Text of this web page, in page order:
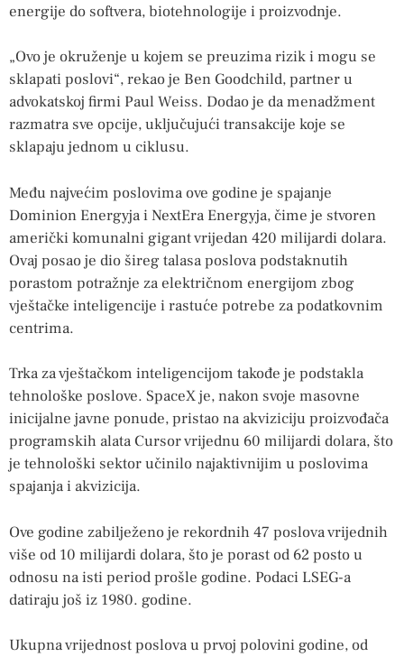
energije do softvera, biotehnologije i proizvodnje.
„Ovo je okruženje u kojem se preuzima rizik i mogu se
sklapati poslovi“, rekao je Ben Goodchild, partner u
advokatskoj firmi Paul Weiss. Dodao je da menadžment
razmatra sve opcije, uključujući transakcije koje se
sklapaju jednom u ciklusu.
Među najvećim poslovima ove godine je spajanje
Dominion Energyja i NextEra Energyja, čime je stvoren
američki komunalni gigant vrijedan 420 milijardi dolara.
Ovaj posao je dio šireg talasa poslova podstaknutih
porastom potražnje za električnom energijom zbog
vještačke inteligencije i rastuće potrebe za podatkovnim
centrima.
Trka za vještačkom inteligencijom takođe je podstakla
tehnološke poslove. SpaceX je, nakon svoje masovne
inicijalne javne ponude, pristao na akviziciju proizvođača
programskih alata Cursor vrijednu 60 milijardi dolara, što
je tehnološki sektor učinilo najaktivnijim u poslovima
spajanja i akvizicija.
Ove godine zabilježeno je rekordnih 47 poslova vrijednih
više od 10 milijardi dolara, što je porast od 62 posto u
odnosu na isti period prošle godine. Podaci LSEG-a
datiraju još iz 1980. godine.
Ukupna vrijednost poslova u prvoj polovini godine, od